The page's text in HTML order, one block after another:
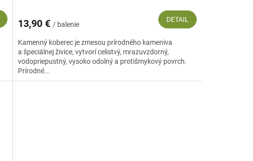
13,90 € / balenie
DETAIL
Kamenný koberec je zmesou prírodného kameniva
a špeciálnej živice, vytvorí celistvý, mrazuvzdorný,
vodopriepustný, vysoko odolný a protišmykový povrch.
Prírodné...